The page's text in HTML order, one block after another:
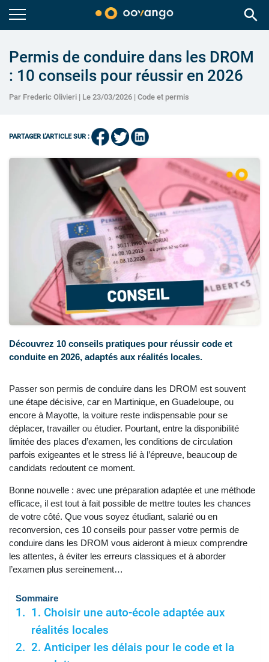
search
Permis de conduire dans les DROM
: 10 conseils pour réussir en 2026
Par Frederic Olivieri | Le 23/03/2026 | Code et permis
PARTAGER L'ARTICLE SUR :
Découvrez 10 conseils pratiques pour réussir code et
conduite en 2026, adaptés aux réalités locales.
Passer son permis de conduire dans les DROM est souvent
une étape décisive, car en Martinique, en Guadeloupe, ou
encore à Mayotte, la voiture reste indispensable pour se
déplacer, travailler ou étudier. Pourtant, entre la disponibilité
limitée des places d’examen, les conditions de circulation
parfois exigeantes et le stress lié à l’épreuve, beaucoup de
candidats redoutent ce moment.
Bonne nouvelle : avec une préparation adaptée et une méthode
efficace, il est tout à fait possible de mettre toutes les chances
de votre côté. Que vous soyez étudiant, salarié ou en
reconversion, ces 10 conseils pour passer votre permis de
conduire dans les DROM vous aideront à mieux comprendre
les attentes, à éviter les erreurs classiques et à aborder
l’examen plus sereinement…
Sommaire
1. Choisir une auto-école adaptée aux
réalités locales
2. Anticiper les délais pour le code et la